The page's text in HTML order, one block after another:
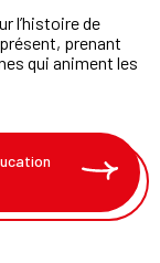
l’histoire de
prenant
qui animent les